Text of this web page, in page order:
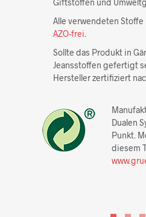
Giftstoffen und
Alle verwendeten
AZO-frei
Sollte das Produkt in
Jeansstoffen gefertigt
Hersteller zertifiziert
Dualen
Punkt.
diesem